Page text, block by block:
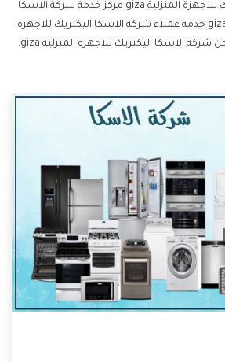
اليكتريك للاجهزة المنزلية giza مركز خدمة شركة الاسكا
اليكتريك للاجهزة المنزلية giza خدمة عملاء شركة الاسكا اليكتريك للاجهزة